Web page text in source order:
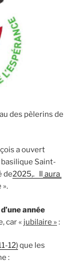
des pèlerins de
a ouvert
Saint-
de2025,. Il aura
».
d’une année
car « jubilaire » :
12)que les
: